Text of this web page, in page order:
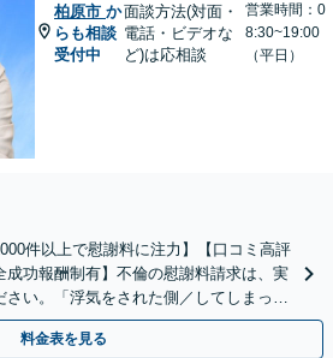
柏原市 か
らも相談
受付中
面談方法(対面・
電話・ビデオな
ど)は応相談
営業時間：0
8:30~19:00
（平日）
件以上で慰謝料に注力】【口コミ高評
功報酬制有】不倫の慰謝料請求は、実
い。「浮気をされた側／してしまった
料金表を見る